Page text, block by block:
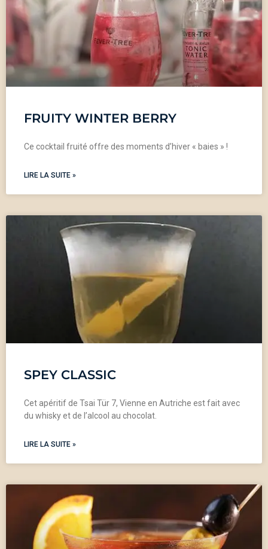
FRUITY WINTER BERRY
Ce cocktail fruité offre des moments d’hiver « baies » !
LIRE LA SUITE »
SPEY CLASSIC
Cet apéritif de Tsai Tür 7, Vienne en Autriche est fait avec
du whisky et de l’alcool au chocolat.
LIRE LA SUITE »